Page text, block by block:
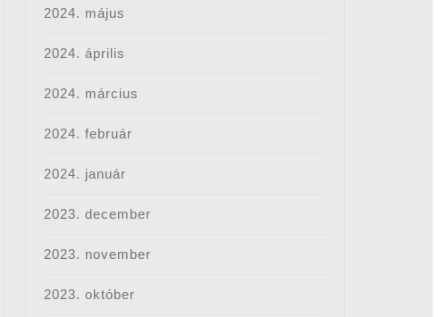
2024. május
2024. április
2024. március
2024. február
2024. január
2023. december
2023. november
2023. október